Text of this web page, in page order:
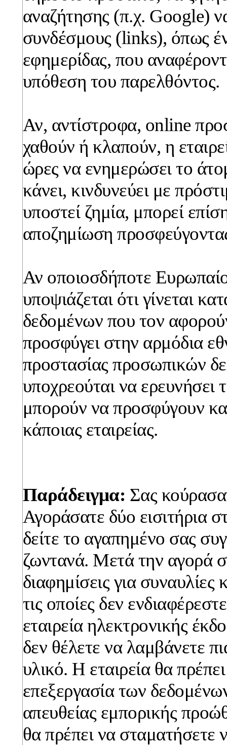
αναζήτησης (π.χ. Google)
συνδέσμους (links), όπως
εφημερίδας, που
υπόθεση του παρελθόντος.
Αν, αντίστροφα, online
χαθούν ή κλαπούν, η
ώρες να ενημερώσει το
κάνει, κινδυνεύει με
υποστεί ζημία, μπορεί
αποζημίωση
Αν οποιοσδήποτε
υποψιάζεται ότι γίνεται
δεδομένων που τον
προσφύγει στην αρμόδια
προστασίας προσωπικών
υποχρεούται να ερευνήσει
μπορούν να προσφύγουν
κάποιας εταιρείας.
Παράδειγμα: Σας
Αγοράσατε δύο εισιτήρια
δείτε το αγαπημένο σας
ζωντανά. Μετά την αγορά
διαφημίσεις για συναυλίες
τις οποίες δεν
εταιρεία ηλεκτρονικής
δεν θέλετε να λαμβάνετε
υλικό. Η εταιρεία θα
επεξεργασία των
απευθείας εμπορικής
θα πρέπει να σταματήσετε